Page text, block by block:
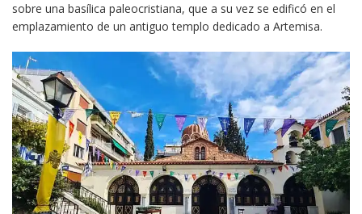
sobre una basílica paleocristiana, que a su vez se edificó en el
emplazamiento de un antiguo templo dedicado a Artemisa.